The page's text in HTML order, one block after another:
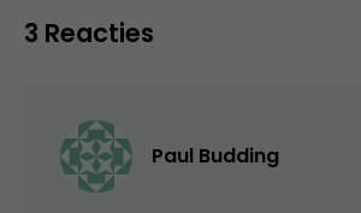
3 Reacties
Paul Budding